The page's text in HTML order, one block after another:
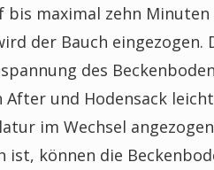
bis maximal zehn
der Bauch eingezogen.
des
After und Hodensack
im Wechsel
können die